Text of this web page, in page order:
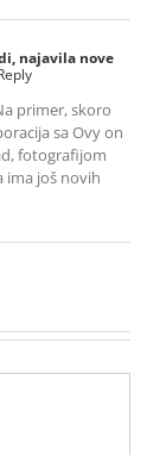
najavila nove
primer, skoro
sa Ovy on
fotografijom
ima još novih